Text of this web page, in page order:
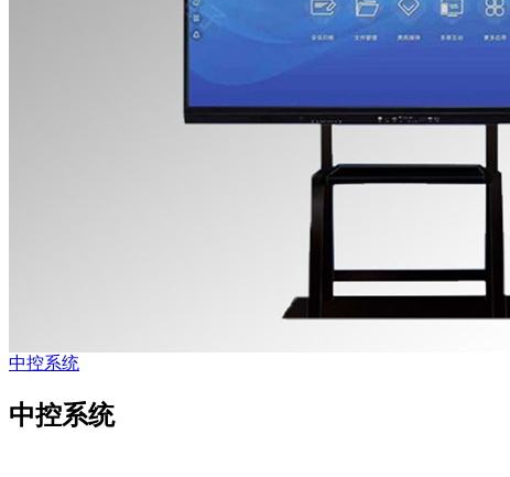
中控系统
中控系统